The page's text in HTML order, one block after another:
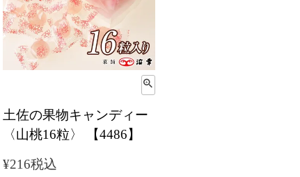
土佐の果物キャンディー
〈山桃16粒〉 【4486】
¥216税込